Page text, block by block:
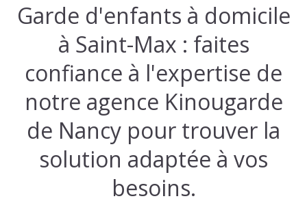
Garde d'enfants à domicile
à Saint-Max : faites
confiance à l'expertise de
notre agence Kinougarde
de Nancy pour trouver la
solution adaptée à vos
besoins.